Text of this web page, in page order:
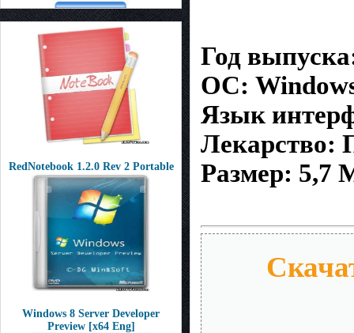
RedNotebook 1.2.0 Rev 2 Portable
Windows 8 Server Developer
Preview [x64 Eng]
Год
ОС:
Язык
Лекарство:
Размер: 5,7